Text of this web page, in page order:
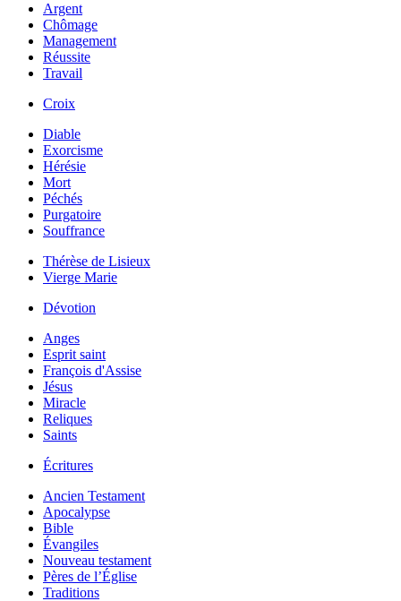
Argent
Chômage
Management
Réussite
Travail
Croix
Diable
Exorcisme
Hérésie
Mort
Péchés
Purgatoire
Souffrance
Thérèse de Lisieux
Vierge Marie
Dévotion
Anges
Esprit saint
François d'Assise
Jésus
Miracle
Reliques
Saints
Écritures
Ancien Testament
Apocalypse
Bible
Évangiles
Nouveau testament
Pères de l’Église
Traditions